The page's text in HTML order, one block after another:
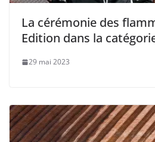
La cérémonie des
Edition dans la
29 mai 2023